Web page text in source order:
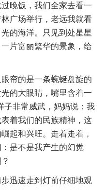
晚饭，我们全家去看一
广场举行，老远我就看
的海洋。只见到处星星
片富丽繁华的景象，给
帘的是一条蜿蜒盘旋的
的大眼睛，嘴里含着一
子非常威武，妈妈说：我
着我们的民族精神，这
起和兴旺。走着走着，
是不是我产生的幻觉
迅速走到灯前仔细地观